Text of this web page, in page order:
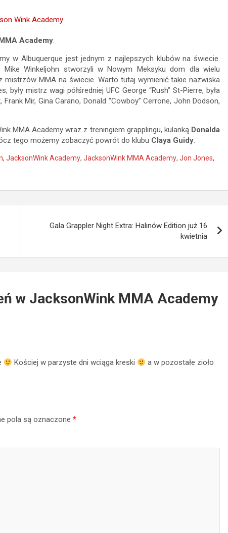
Academy.
w Albuquerque jest jednym z najlepszych klubów na świecie.
Winkeljohn stworzyli w Nowym Meksyku dom dla wielu
MMA na świecie. Warto tutaj wymienić takie nazwiska
były mistrz wagi półśredniej UFC George “Rush” St-Pierre, była
Mir, Gina Carano, Donald “Cowboy” Cerrone, John Dodson,
MMA Academy wraz z treningiem grapplingu, kulanką Donalda
tego możemy zobaczyć powrót do klubu Claya Guidy.
, JacksonWink Academy, JacksonWink MMA Academy, Jon Jones,
Gala Grappler Night Extra: Halinów Edition już 16
kwietnia
w JacksonWink MMA Academy
Kościej w parzyste dni wciąga kreski
a w pozostałe zioło
pola są oznaczone *